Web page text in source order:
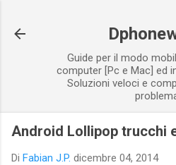
Guide per il modo
computer [Pc e Mac] ed
Soluzioni veloci e
Android Lollipop trucchi
Di Fabian J.P. dicembre 04, 2014